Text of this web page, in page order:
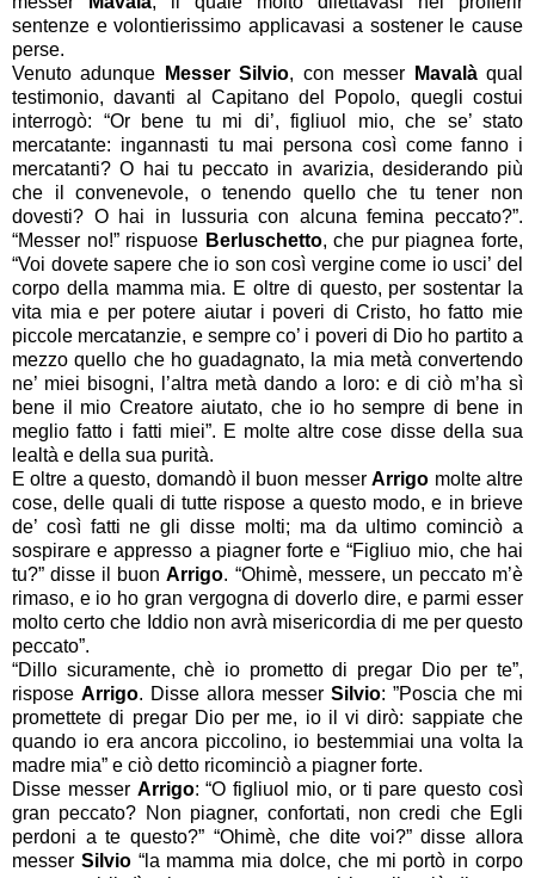
sentenze e volontierissimo applicavasi a sostener le cause
perse.
Venuto adunque
Messer Silvio, con messer Mavalàqual
testimonio, davanti al Capitano del Popolo, quegli costui
interrogò: “Or bene tu mi di’, figliuol mio, che se’ stato
mercatante: ingannasti tu mai persona così come fanno i
mercatanti? O hai tu peccato in avarizia, desiderando più
che il convenevole, o tenendo quello che tu tener non
dovesti? O hai in lussuria con alcuna femina peccato?”.
“Messer no!” rispuose Berluschetto, che pur piagnea forte,
“Voi dovete sapere che io son così vergine come io usci’ del
corpo della mamma mia. E oltre di questo, per sostentar la
vita mia e per potere aiutar i poveri di Cristo, ho fatto mie
piccole mercatanzie, e sempre co’ i poveri di Dio ho partito a
mezzo quello che ho guadagnato, la mia metà convertendo
ne’ miei bisogni, l’altra metà dando a loro: e di ciò m’ha sì
bene il mio Creatore aiutato, che io ho sempre di bene in
meglio fatto i fatti miei”. E molte altre cose disse della sua
lealtà e della sua purità.
E oltre a questo, domandò il buon messerArrigo molte altre
cose, delle quali di tutte rispose a questo modo, e in brieve
de’ così fatti ne gli disse molti; ma da ultimo cominciò a
sospirare e appresso a piagner forte e “Figliuo mio, che hai
tu?” disse il buonArrigo. “Ohimè, messere, un peccato m’è
rimaso, e io ho gran vergogna di doverlo dire, e parmi esser
molto certo che Iddio non avrà misericordia di me per questo
peccato”.
“Dillo sicuramente, chè io prometto di pregar Dio per te”,
rispose Arrigo. Disse allora messer Silvio: ”Poscia che mi
promettete di pregar Dio per me, io il vi dirò: sappiate che
quando io era ancora piccolino, io bestemmiai una volta la
madre mia” e ciò detto ricominciò a piagner forte.
Disse messer Arrigo: “O figliuol mio, or ti pare questo così
gran peccato? Non piagner, confortati, non credi che Egli
perdoni a te questo?” “Ohimè, che dite voi?” disse allora
messer Silvio“la mamma mia dolce, che mi portò in corpo